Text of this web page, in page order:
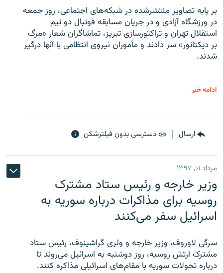
بر پایه تصاویر منتشرشده در شبکه‌های اجتماعی، روز جمعه
در ورزشگاه آزادی و در جریان مسابقه فوتبال دو تیم
استقلال تهران و تراکتورسازی تبریز، تماشاگران شعار «مرگ
بر دیکتاتور» سر دادند و مأموران نیروی انتظامی با آنها درگیر
شدند.
ادامه خبر
ارسال دسترسی بدون فیلترشکن
مرداد ۰۱, ۱۳۹۷
وزیر خارجه و رئیس‌ ستاد مشترک
روسیه برای مذاکرات درباره سوریه به
اسرائیل سفر می‌کنند
سرگی لاوروف، وزیر خارجه و ولری گراشینوف، رئیس ستاد
مشترک ارتش روسیه، روز دوشنبه به اسرائیل می‌روند تا
درباره تحولات سوریه با مقام‌های اسرائیلی مذاکره کنند.